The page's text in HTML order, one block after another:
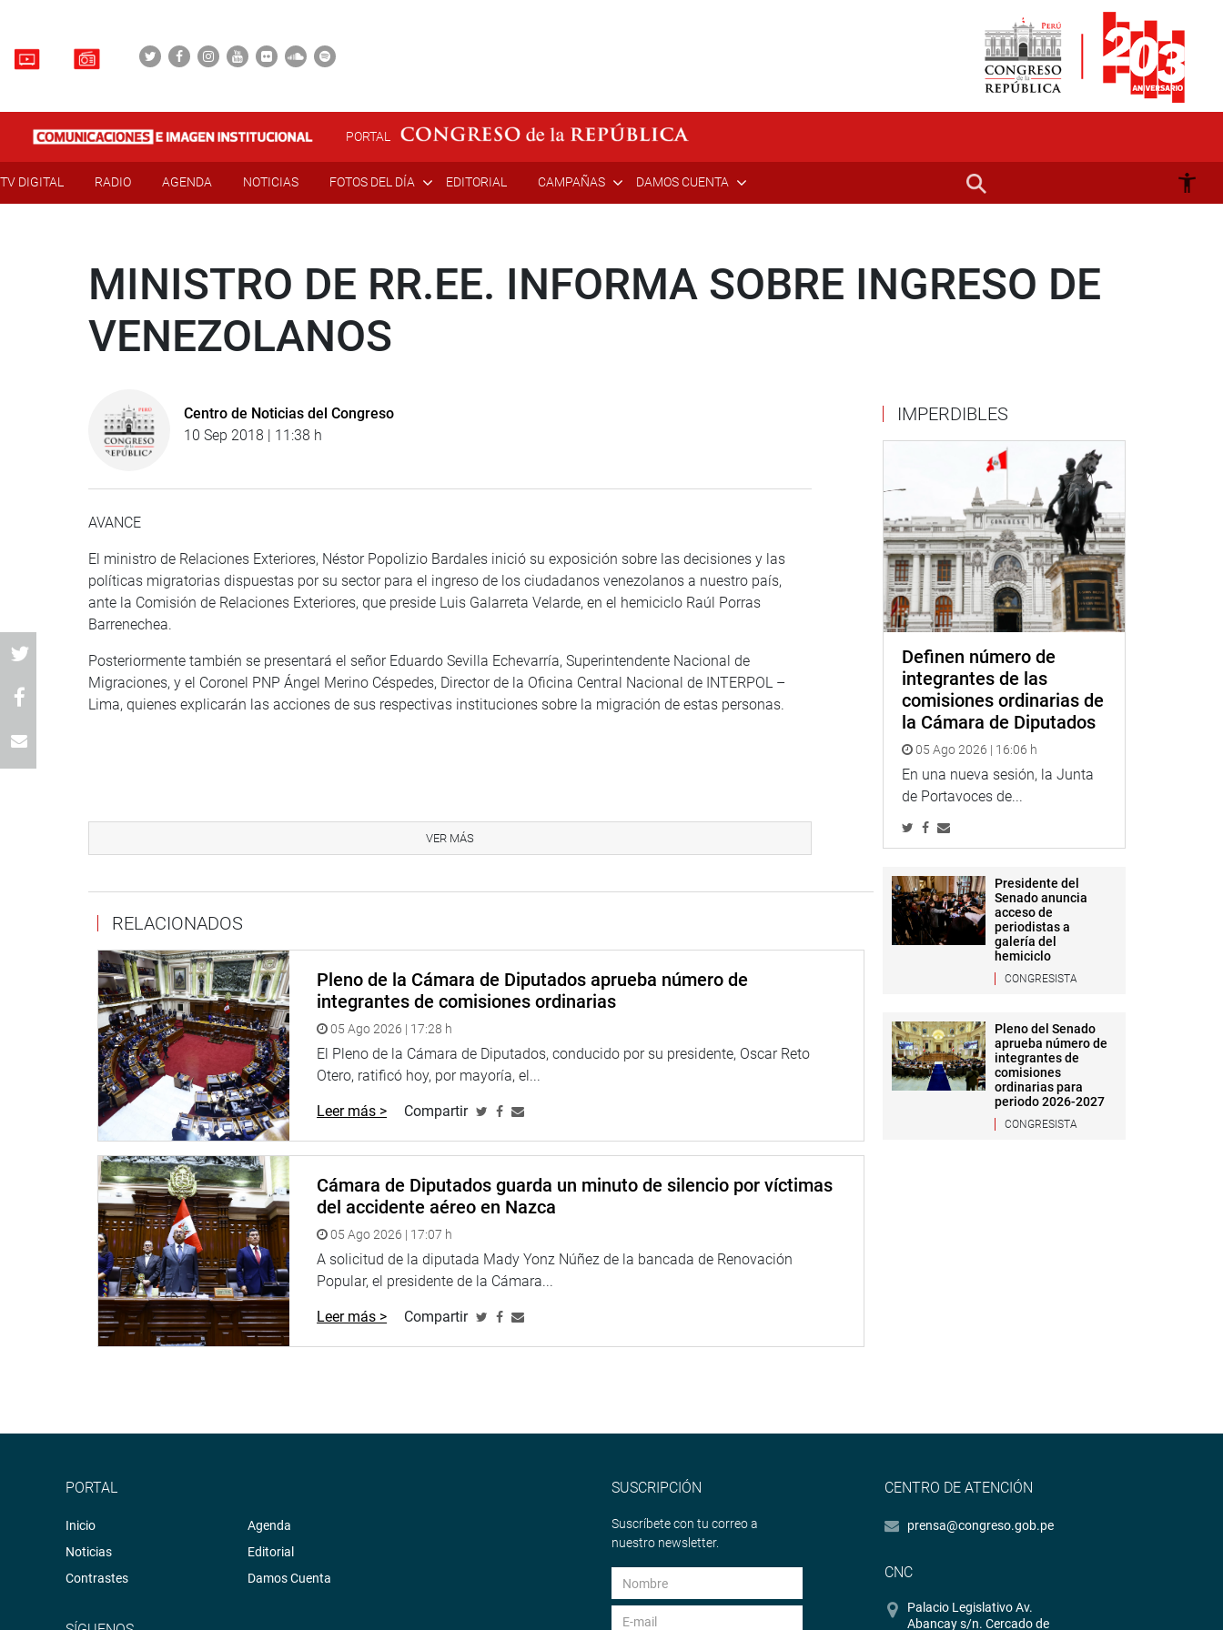
PORTAL
TV DIGITAL RADIO AGENDA NOTICIAS FOTOS DEL DÍA EDITORIAL CAMPAÑAS DAMOS CUENTA
MINISTRO DE RR.EE. INFORMA SOBRE INGRESO DE
VENEZOLANOS
Centro de Noticias del Congreso
10 Sep 2018 | 11:38 h
AVANCE
El ministro de Relaciones Exteriores, Néstor Popolizio Bardales inició su exposición sobre las decisiones y las
políticas migratorias dispuestas por su sector para el ingreso de los ciudadanos venezolanos a nuestro país,
ante la Comisión de Relaciones Exteriores, que preside Luis Galarreta Velarde, en el hemiciclo Raúl Porras
Barrenechea.
Posteriormente también se presentará el señor Eduardo Sevilla Echevarría, Superintendente Nacional de
Migraciones, y el Coronel PNP Ángel Merino Céspedes, Director de la Oficina Central Nacional de INTERPOL –
Lima, quienes explicarán las acciones de sus respectivas instituciones sobre la migración de estas personas.
PRENSA-CONGRESO
Puede encontrar más información en nuestra página web y redes sociales.
Heraldo:goo.gl/Ty5Tto
Portal: http://www.congreso.gob.pe/
Facebook: https://goo.gl/s5t7XN
Twitter:https://goo.gl/iMywRR
YouTube:https://goo.gl/VBXBNk
Radio:goo.gl/hMwTg1
fotografia.congreso.gob.pe
VER MÁS
RELACIONADOS
Pleno de la Cámara de Diputados aprueba número de
integrantes de comisiones ordinarias
05 Ago 2026 | 17:28 h
El Pleno de la Cámara de Diputados, conducido por su presidente, Oscar Reto
Otero, ratificó hoy, por mayoría, el...
Leer más > Compartir
Cámara de Diputados guarda un minuto de silencio por víctimas
del accidente aéreo en Nazca
05 Ago 2026 | 17:07 h
A solicitud de la diputada Mady Yonz Núñez de la bancada de Renovación
Popular, el presidente de la Cámara...
Leer más > Compartir
IMPERDIBLES
Definen número de
integrantes de las
comisiones ordinarias de
la Cámara de Diputados
05 Ago 2026 | 16:06 h
En una nueva sesión, la Junta
de Portavoces de...
Presidente del
Senado anuncia
acceso de
periodistas a
galería del
hemiciclo
CONGRESISTA
Pleno del Senado
aprueba número de
integrantes de
comisiones
ordinarias para
periodo 2026-2027
CONGRESISTA
PORTAL
Inicio
Noticias
Contrastes
Agenda
Editorial
Damos Cuenta
SUSCRIPCIÓN
Suscríbete con tu correo a
nuestro newsletter.
CENTRO DE ATENCIÓN
prensa@congreso.gob.pe
CNC
Palacio Legislativo Av.
Abancay s/n. Cercado de